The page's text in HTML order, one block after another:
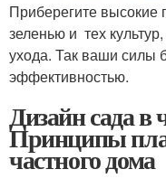
Приберегите высокие
зеленью и тех
ухода. Так ваши силы
эффективностью.
Дизайн сада в
Принципы
частного дома